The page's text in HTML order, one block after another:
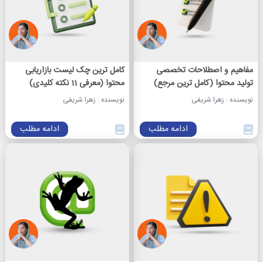
مفاهیم و اصطلاحات تخصصی
تولید محتوا (کامل ترین مرجع)
نویسنده : زهرا شریفی
ادامه مطلب
کامل ترین چک لیست بازاریابی
محتوا (معرفی 11 نکته کلیدی)
نویسنده : زهرا شریفی
ادامه مطلب